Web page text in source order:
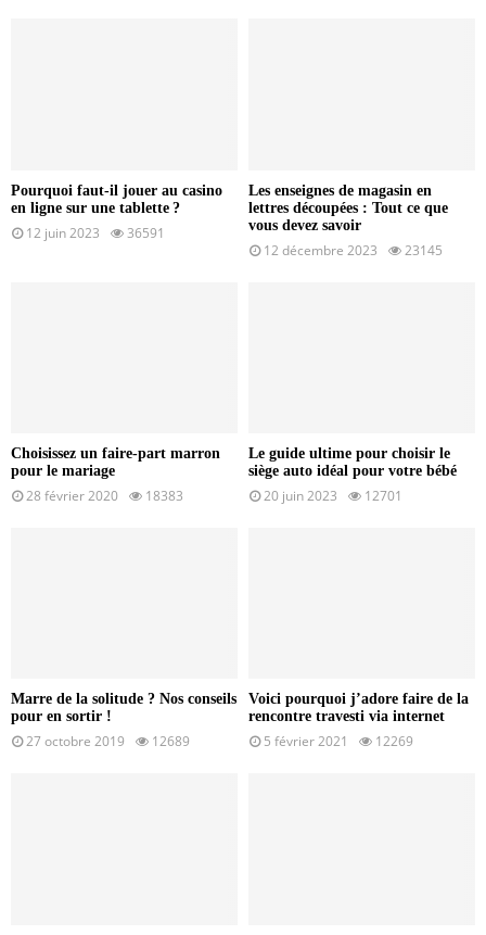
Pourquoi faut-il jouer au casino
en ligne sur une tablette ?
12 juin 2023 36591
Les enseignes de magasin en
lettres découpées : Tout ce que
vous devez savoir
12 décembre 2023 23145
Choisissez un faire-part marron
pour le mariage
28 février 2020 18383
Le guide ultime pour choisir le
siège auto idéal pour votre bébé
20 juin 2023 12701
Marre de la solitude ? Nos conseils
pour en sortir !
27 octobre 2019 12689
Voici pourquoi j’adore faire de la
rencontre travesti via internet
5 février 2021 12269